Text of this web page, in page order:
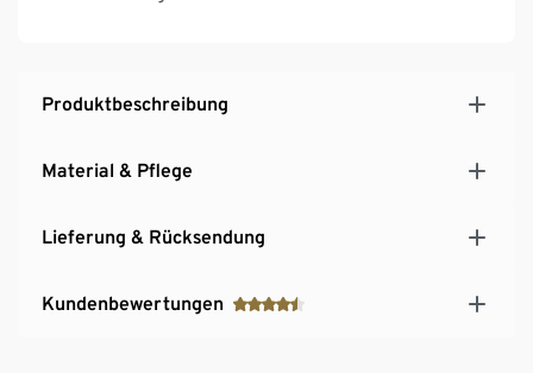
leitet sie ab und trocknet schnell
Produktbeschreibung
Material & Pflege
Lieferung & Rücksendung
Kundenbewertungen